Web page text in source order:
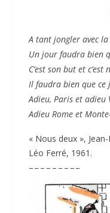
A tant jon­gler avec
Un jour fau­dra bien
C’est son but et
Il fau­dra bien que ce
Adieu, Paris et adieu
Adieu Rome et
« Nous deux »,
Léo Ferré, 1961 .
– – – – – – – – –